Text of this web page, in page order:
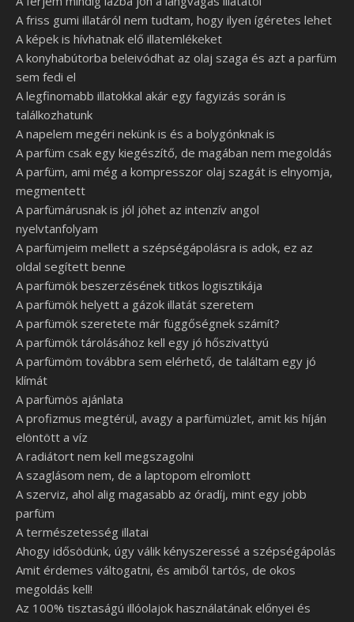
A friss gumi illatáról nem tudtam, hogy ilyen ígéretes lehet
A képek is hívhatnak elő illatemlékeket
A konyhabútorba beleivódhat az olaj szaga és azt a parfüm
sem fedi el
A legfinomabb illatokkal akár egy fagyizás során is
találkozhatunk
A napelem megéri nekünk is és a bolygónknak is
A parfüm csak egy kiegészítő, de magában nem megoldás
A parfüm, ami még a kompresszor olaj szagát is elnyomja,
megmentett
A parfümárusnak is jól jöhet az intenzív angol
nyelvtanfolyam
A parfümjeim mellett a szépségápolásra is adok, ez az
oldal segített benne
A parfümök beszerzésének titkos logisztikája
A parfümök helyett a gázok illatát szeretem
A parfümök szeretete már függőségnek számít?
A parfümök tárolásához kell egy jó hőszivattyú
A parfümöm továbbra sem elérhető, de találtam egy jó
klímát
A parfümös ajánlata
A profizmus megtérül, avagy a parfümüzlet, amit kis híján
elöntött a víz
A radiátort nem kell megszagolni
A szaglásom nem, de a laptopom elromlott
A szerviz, ahol alig magasabb az óradíj, mint egy jobb
parfüm
A természetesség illatai
Ahogy idősödünk, úgy válik kényszeressé a szépségápolás
Amit érdemes váltogatni, és amiből tartós, de okos
megoldás kell!
Az 100% tisztaságú illóolajok használatának előnyei és